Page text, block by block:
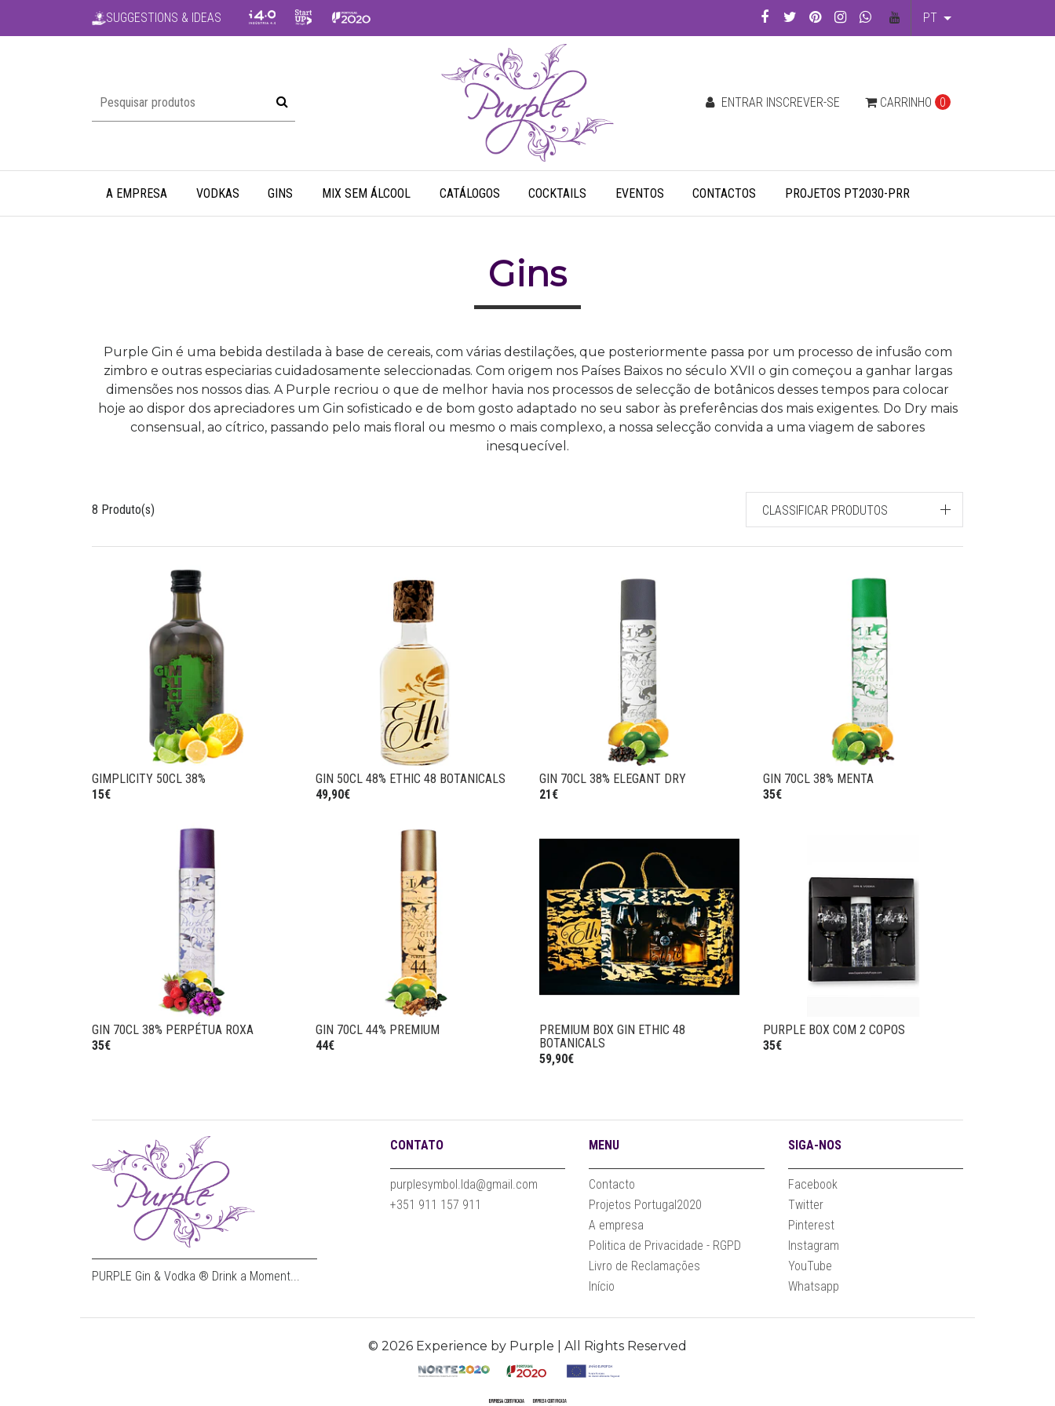
SUGGESTIONS & IDEAS PT
CARRINHO 0
ENTRAR INSCREVER-SE
A EMPRESA VODKAS GINS MIX SEM ÁLCOOL CATÁLOGOS COCKTAILS EVENTOS CONTACTOS PROJETOS PT2030-PRR
Gins
Purple Gin é uma bebida destilada à base de cereais, com várias destilações, que posteriormente passa por um processo de infusão com
zimbro e outras especiarias cuidadosamente seleccionadas. Com origem nos Países Baixos no século XVII o gin começou a ganhar largas
dimensões nos nossos dias. A Purple recriou o que de melhor havia nos processos de selecção de botânicos desses tempos para colocar
hoje ao dispor dos apreciadores um Gin sofisticado e de bom gosto adaptado no seu sabor às preferências dos mais exigentes. Do Dry mais
consensual, ao cítrico, passando pelo mais floral ou mesmo o mais complexo, a nossa selecção convida a uma viagem de sabores
inesquecível.
8 Produto(s) CLASSIFICAR PRODUTOS
GIMPLICITY 50CL 38%
15€
GIN 50CL 48% ETHIC 48 BOTANICALS
49,90€
GIN 70CL 38% ELEGANT DRY
21€
GIN 70CL 38% MENTA
35€
GIN 70CL 38% PERPÉTUA ROXA
35€
GIN 70CL 44% PREMIUM
44€
PREMIUM BOX GIN ETHIC 48
BOTANICALS
59,90€
PURPLE BOX COM 2 COPOS
35€
PURPLE Gin & Vodka ® Drink a Moment...
CONTATO
purplesymbol.lda@gmail.com
+351 911 157 911
MENU
Contacto
Projetos Portugal2020
A empresa
Politica de Privacidade - RGPD
Livro de Reclamações
Início
SIGA-NOS
Facebook
Twitter
Pinterest
Instagram
YouTube
Whatsapp
© 2026 Experience by Purple | All Rights Reserved